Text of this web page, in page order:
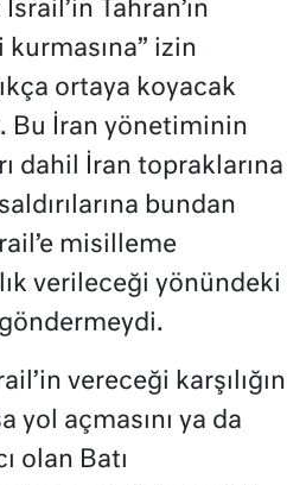
Tahran’ın
izin
ortaya koyacak
Bu İran yönetiminin
dahil İran topraklarına
bundan
misilleme
verileceği yönündeki
göndermeydi.
vereceği karşılığın
yol açmasını ya da
olan Batı